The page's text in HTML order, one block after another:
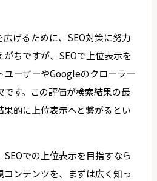
げるために、SEO対策に努力
ちですが、SEOで上位表示を
ユーザーやGoogleのクローラー
です。この評価が検索結果の最
的に上位表示へと繋がるとい
での上位表示を目指すなら
ンテンツを、まずは広く知っ